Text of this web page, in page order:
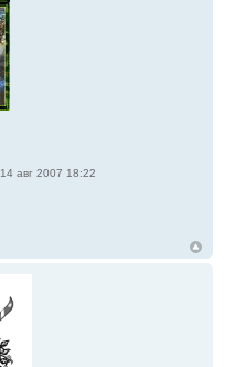
14 авг 2007 18:22